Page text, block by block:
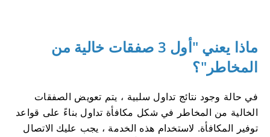
ماذا يعني "أول 3 صفقات خالية من
المخاطر"؟
في حالة وجود نتائج تداول سلبية ، يتم تعويض الصفقات
الخالية من المخاطر في شكل مكافأة تداول بناءً على قواعد
توفير المكافأة. لاستخدام هذه الخدمة ، يجب عليك الاتصال